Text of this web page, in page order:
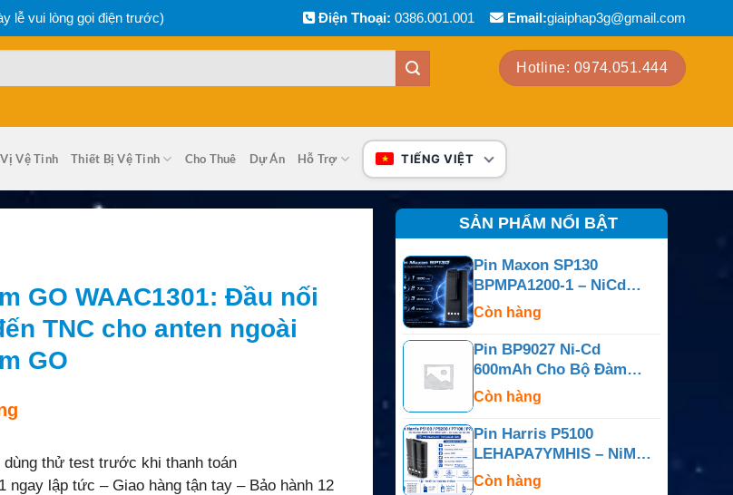
lễ vui lòng gọi điện trước) Điện Thoại: 0386.001.001 Email:giaiphap3g@gmail.com
Hotline: 0974.051.444
Vệ Tinh Thiết Bị Vệ Tinh Cho Thuê Dự Án Hỗ Trợ TIẾNG VIỆT
GO WAAC1301: Đầu nối
TNC cho anten ngoài
GO
thử test trước khi thanh toán
ngay lập tức – Giao hàng tận tay – Bảo hành 12
SẢN PHẨM NỔI BẬT
Pin Maxon SP130
BPMPA1200-1 – NiCd
7.5V 1200mAh
Còn hàng
Pin BP9027 Ni-Cd
600mAh Cho Bộ Đàm
Motorola P10
Còn hàng
Pin Harris P5100
LEHAPA7YMHIS – NiMH
7.5V 2450mAh IS
Còn hàng